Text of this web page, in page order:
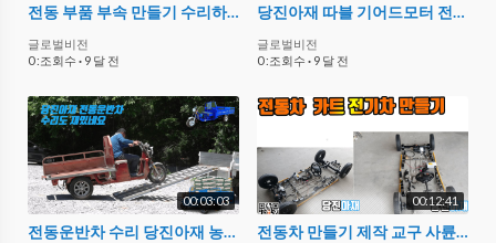
전동 부품 부속 만들기 수리하기 4륜 모터 탱크턴
글로벌비전
0 :조회수 · 9 달 전
당진아재 따블 기어드모터 전동구르마 모터 전동카트 실험 교재 교구
글로벌비전
0 :조회수 · 9 달 전
00:03:03
전동운반차 수리 당진아재 농업용운반차 부품 카페회원
00:12:41
전동차 만들기 제작 교구 사륜전동차 만들기 경북 상주 회원